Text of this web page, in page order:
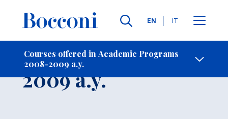
Languages
EN IT
Courses offered in Academic Programs
2008-2009 a.y.
- Contact Us
Course 2008-
2009 a.y.